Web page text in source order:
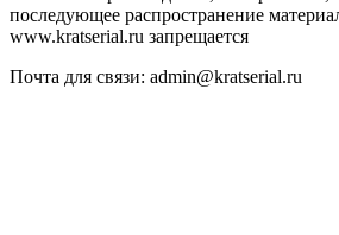
последующее распространение
www.kratserial.ru запрещается
Почта для связи: admin@kratserial.ru